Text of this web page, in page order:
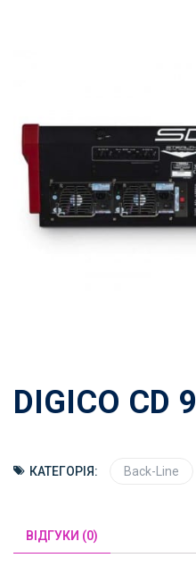
DIGICO CD 9
КАТЕГОРІЯ: Back-Line
ВІДГУКИ (0)